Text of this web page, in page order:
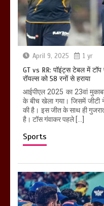
April 9, 2025 1 yr
GT vs RR: पॉइंट्स टेबल में
रॉयल्स को 58 रनों से हराया
आईपीएल 2025 का 23वां
के बीच खेला गया। जिसमें जीटी
की है। इस जीत के साथ ही
है। टॉस गंवाकर पहले […]
Sports